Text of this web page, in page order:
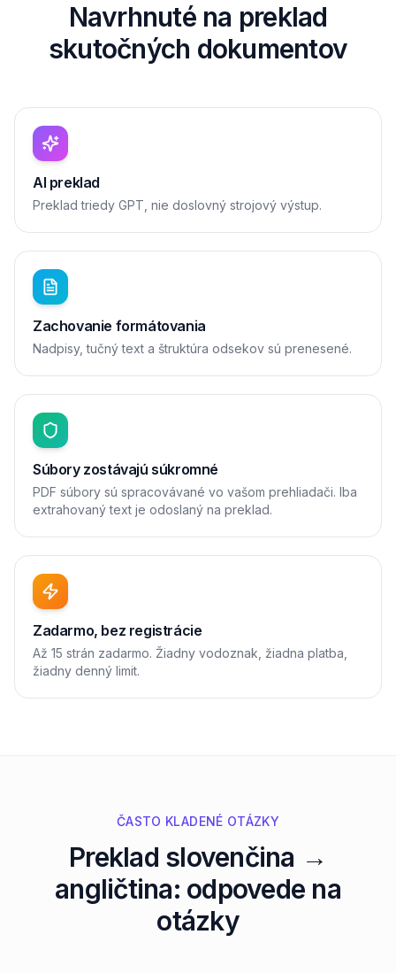
Navrhnuté na preklad
skutočných dokumentov
AI preklad
Preklad triedy GPT, nie doslovný strojový výstup.
Zachovanie formátovania
Nadpisy, tučný text a štruktúra odsekov sú prenesené.
Súbory zostávajú súkromné
PDF súbory sú spracovávané vo vašom prehliadači. Iba
extrahovaný text je odoslaný na preklad.
Zadarmo, bez registrácie
Až 15 strán zadarmo. Žiadny vodoznak, žiadna platba,
žiadny denný limit.
ČASTO KLADENÉ OTÁZKY
Preklad slovenčina →
angličtina: odpovede na
otázky